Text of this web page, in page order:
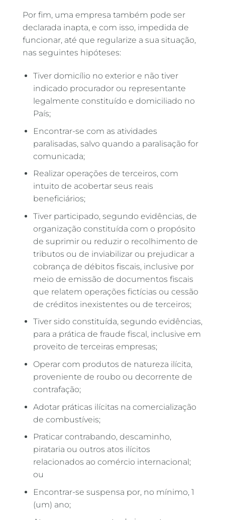
Por fim, uma empresa também pode ser
declarada inapta, e com isso, impedida de
funcionar, até que regularize a sua situação,
nas seguintes hipóteses:
Tiver domicílio no exterior e não tiver
indicado procurador ou representante
legalmente constituído e domiciliado no
País;
Encontrar-se com as atividades
paralisadas, salvo quando a paralisação for
comunicada;
Realizar operações de terceiros, com
intuito de acobertar seus reais
beneficiários;
Tiver participado, segundo evidências, de
organização constituída com o propósito
de suprimir ou reduzir o recolhimento de
tributos ou de inviabilizar ou prejudicar a
cobrança de débitos fiscais, inclusive por
meio de emissão de documentos fiscais
que relatem operações fictícias ou cessão
de créditos inexistentes ou de terceiros;
Tiver sido constituída, segundo evidências,
para a prática de fraude fiscal, inclusive em
proveito de terceiras empresas;
Operar com produtos de natureza ilícita,
proveniente de roubo ou decorrente de
contrafação;
Adotar práticas ilícitas na comercialização
de combustíveis;
Praticar contrabando, descaminho,
pirataria ou outros atos ilícitos
relacionados ao comércio internacional;
ou
Encontrar-se suspensa por, no mínimo, 1
(um) ano;